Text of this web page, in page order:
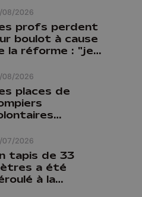
08/2026
08/2026
profs perdent
boulot à cause
la réforme : "je
prof que
07/2026
places de
de Liège :
citoyen qui
formé ne
pas nous
tapis de 33
a été
à la